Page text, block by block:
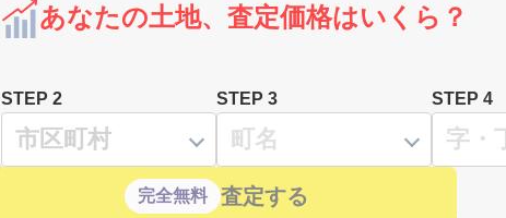
あなたの土地、査定価格はいくら？
STEP 2 STEP 3 STEP 4
完全無料 査定する